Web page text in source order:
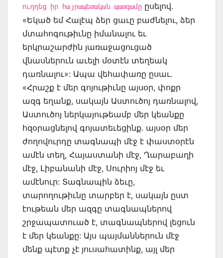
ուղղեց իր հայրապետական պատգամը ըսելով.
«Եկած եմ Հալէպ ձեր ցաւը բաժնելու, ձեր
մտահոգութիւնը իմանալու եւ
երկրաշարժին յառաջացուցած
վնասներուն աւելի մօտէն տեղեակ
դառնալու»: Ապա վեհափառը ըսաւ.
«Հրաշք է մեր գոյութիւնը այսօր, փոքր
ազգ եղանք, սակայն Աստուծոյ դառնալով,
Աստուծոյ ներկայութեամբ մեր կեանքը
հզօրացնելով գոյատեւեցինք. այսօր մեր
ժողովուրդը տագնապի մէջ է փաստօրէն
ամէն տեղ, Հայաստանի մէջ, Ղարաբաղի
մէջ, Լիբանանի մէջ, Սուրիոյ մէջ եւ
ամէնուր: Տագնապին ձեւը,
տարողութիւնը տարբեր է, սակայն ըստ
էութեան մեր ազգը տագնապներով
շրջապատուած է, տագնապներով լեցուն
է մեր կեանքը: Այս պայմաններուն մէջ
մենք պէտք չէ յուսահատինք, այլ մեր